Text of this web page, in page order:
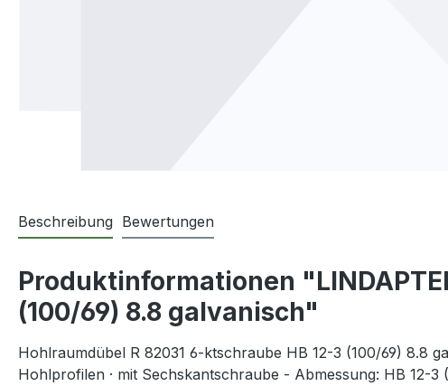
Beschreibung Bewertungen
Produktinformationen
(100/69) 8.8 galvanisch"
Hohlraumdübel R 82031 6-ktschraube HB 12-3 (100/69) 8.8
Hohlprofilen · mit Sechskantschraube - Abmessung: HB 12-3